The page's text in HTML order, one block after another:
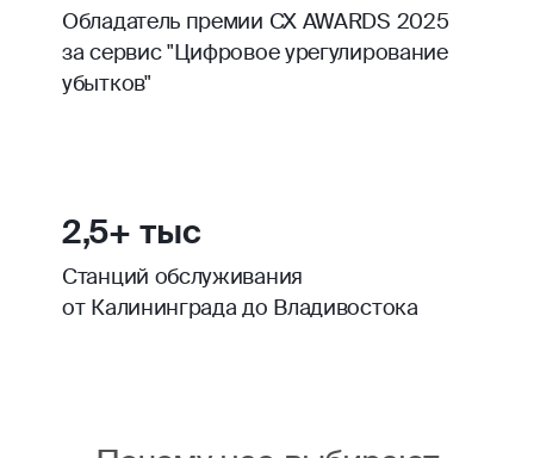
Обладатель премии CX AWARDS 2025
за сервис "Цифровое урегулирование
убытков"
2,5+ тыс
Станций обслуживания
от Калининграда до Владивостока